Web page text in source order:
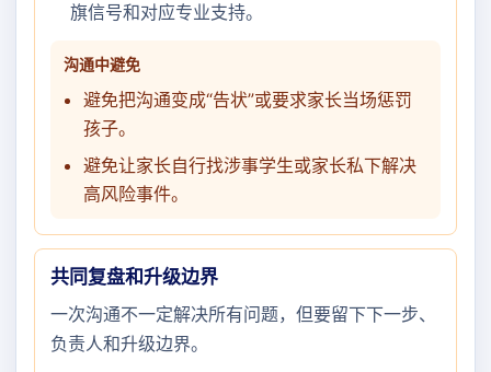
旗信号和对应专业支持。
沟通中避免
避免把沟通变成“告状”或要求家长当场惩罚
孩子。
避免让家长自行找涉事学生或家长私下解决
高风险事件。
共同复盘和升级边界
一次沟通不一定解决所有问题，但要留下下一步、
负责人和升级边界。